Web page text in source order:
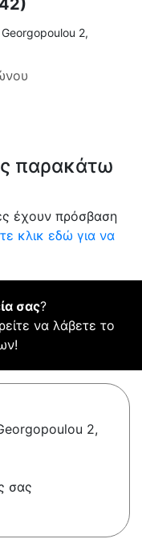
2,
παρακάτω
έχουν πρόσβαση
κλικ εδώ για να
σας?
να λάβετε το
2,
σας